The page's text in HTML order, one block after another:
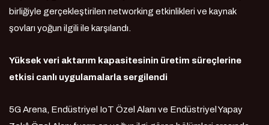
birliğiyle gerçekleştirilen networking etkinlikleri ve kaynak
şovları yoğun ilgili ile karşılandı.
Yüksek veri aktarım kapasitesinin üretim süreçlerine
etkisi canlı uygulamalarla sergilendi
5G Arena, Endüstriyel IoT Özel Alanı ve Endüstriyel Yapay